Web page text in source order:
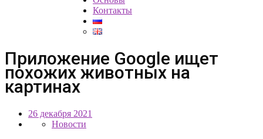
Контакты
Приложение Google ищет
похожих животных на
картинах
26 декабря 2021
Новости